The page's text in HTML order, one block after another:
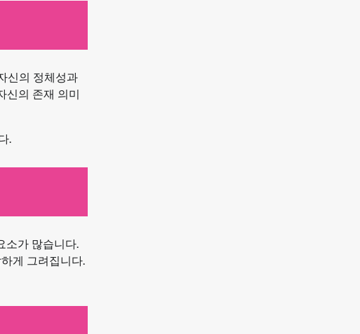
신의 정체성과
신의 존재 의미
.
소가 많습니다.
게 그려집니다.